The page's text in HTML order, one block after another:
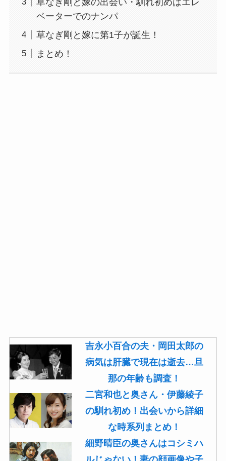
ベーターでのナンパ
草なぎ剛と嫁に第1子が誕生！
まとめ！
吉永小百合の夫・岡田太郎の
病気は肝臓で現在は逝去…旦
那の年齢も調査！
二宮和也と奥さん・伊藤綾子
の馴れ初め！出会いから詳細
な時系列まとめ！
細野晴臣の奥さんはコシミハ